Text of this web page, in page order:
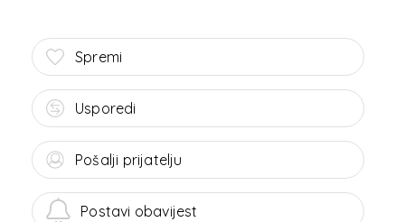
Spremi
Usporedi
Pošalji prijatelju
Postavi obavijest